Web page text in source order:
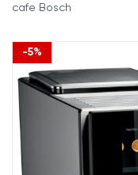
cafe Bosch
-5%